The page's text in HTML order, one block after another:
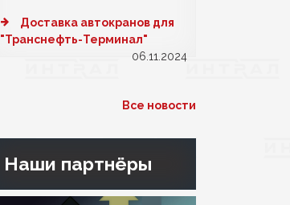
Доставка автокранов для
"Транснефть-Терминал"
06.11.2024
Все новости
Наши партнёры